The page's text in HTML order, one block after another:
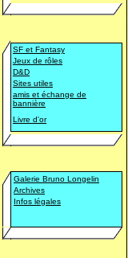
SF et Fantasy
Jeux de rôles
D&D
Sites utiles
amis et échange de
bannière
Livre d'or
Galerie Bruno Longelin
Archives
Infos légales